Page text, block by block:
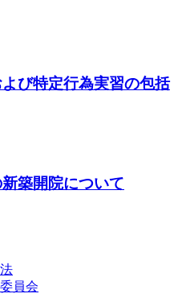
び特定行為実習の包括
築開院について
員会